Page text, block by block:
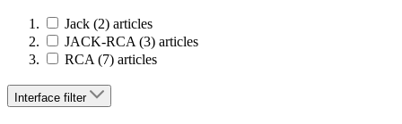
Jack (2) articles
JACK-RCA (3) articles
RCA (7) articles
Interface filter